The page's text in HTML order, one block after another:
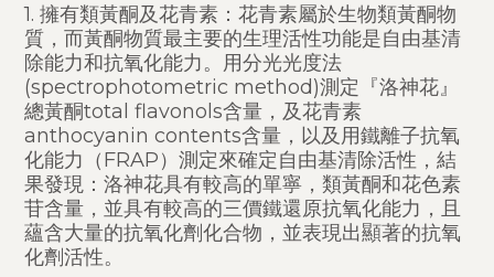
1. 擁有類黃酮及花青素：花青素屬於生物類黃酮物
質，而黃酮物質最主要的生理活性功能是自由基清
除能力和抗氧化能力。用分光光度法
(spectrophotometric method)測定『洛神花』
總黃酮total flavonols含量，及花青素
anthocyanin contents含量，以及用鐵離子抗氧
化能力（FRAP）測定來確定自由基清除活性，結
果發現：洛神花具有較高的單寧，類黃酮和花色素
苷含量，並具有較高的三價鐵還原抗氧化能力，且
蘊含大量的抗氧化劑化合物，並表現出顯著的抗氧
化劑活性。